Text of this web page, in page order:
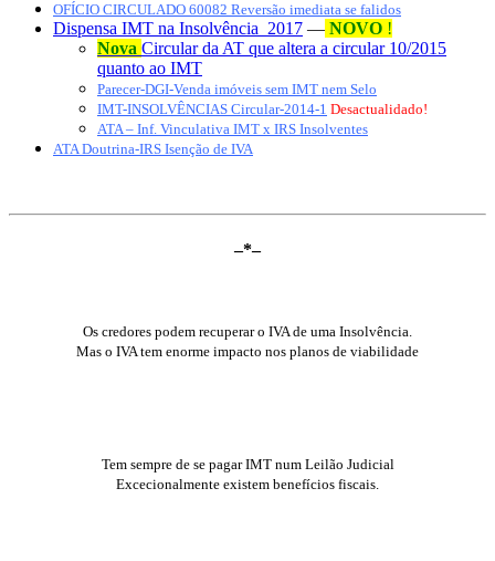
OFÍCIO CIRCULADO 60082 Reversão imediata se falidos
Dispensa IMT na Insolvência 2017 — NOVO !
Nova Circular da AT que altera a circular 10/2015
quanto ao IMT
Parecer-DGI-Venda imóveis sem IMT nem Selo
IMT-INSOLVÊNCIAS Circular-2014-1 Desactualidado!
ATA – Inf. Vinculativa IMT x IRS Insolventes
ATA Doutrina-IRS Isenção de IVA
–*–
Os credores podem recuperar o IVA de uma Insolvência.
Mas o IVA tem enorme impacto nos planos de viabilidade
Tem sempre de se pagar IMT num Leilão Judicial
Excecionalmente existem benefícios fiscais.